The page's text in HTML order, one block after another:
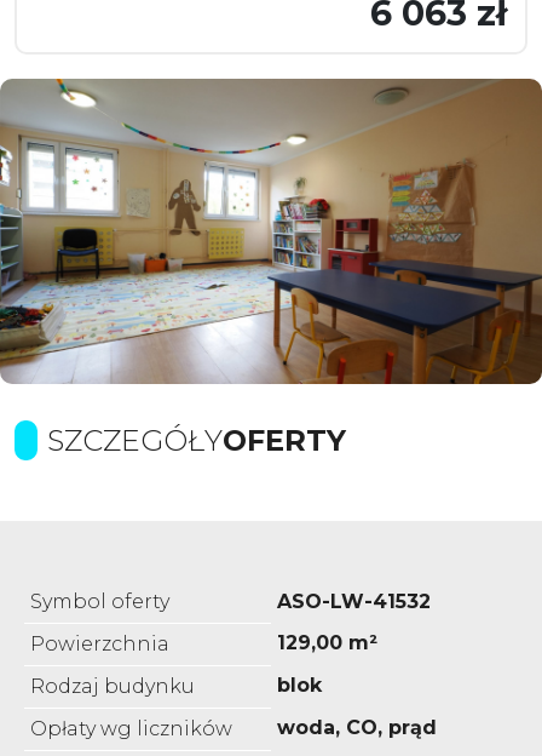
6 063 zł
SZCZEGÓŁYOFERTY
Symbol oferty
ASO-LW-41532
Powierzchnia
129,00 m²
Rodzaj budynku
blok
Opłaty wg liczników
woda, CO, prąd